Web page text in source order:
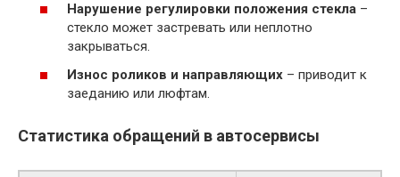
Нарушение регулировки положения стекла –
стекло может застревать или неплотно
закрываться.
Износ роликов и направляющих – приводит к
заеданию или люфтам.
Статистика обращений в автосервисы